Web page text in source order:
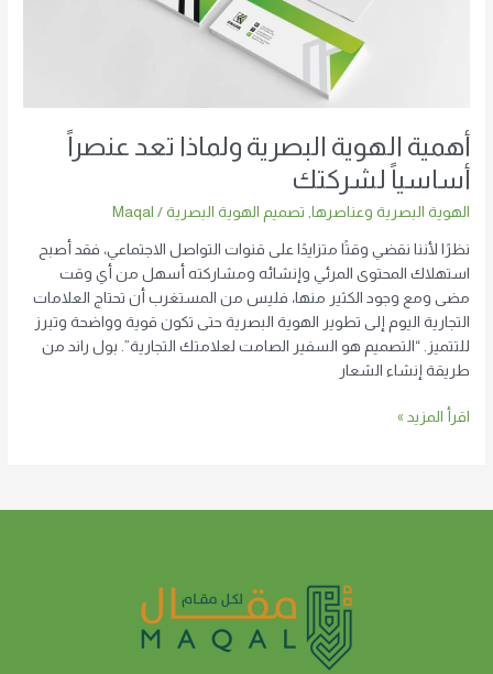
أهمية الهوية البصرية ولماذا تعد عنصراً
أساسياً لشركتك
الهوية البصرية وعناصرها, تصميم الهوية البصرية /
Maqal
نظرًا لأننا نقضي وقتًا متزايدًا على قنوات التواصل الاجتماعي، فقد أصبح
استهلاك المحتوى المرئي وإنشائه ومشاركته أسهل من أي وقت
مضى ومع وجود الكثير منها، فليس من المستغرب أن تحتاج العلامات
التجارية اليوم إلى تطوير الهوية البصرية حتى تكون قوية وواضحة وتبرز
للتتميز. “التصميم هو السفير الصامت لعلامتك التجارية”. بول راند من
طريقة إنشاء الشعار
اقرأ المزيد »